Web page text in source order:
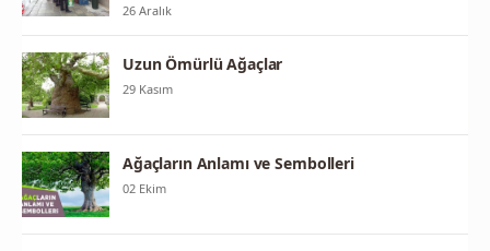
26 Aralık
Uzun Ömürlü Ağaçlar
29 Kasım
Ağaçların Anlamı ve Sembolleri
02 Ekim